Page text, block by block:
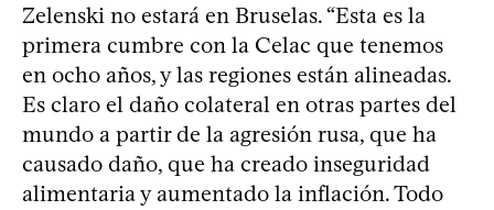
Zelenski no estará en Bruselas. “Esta es la
primera cumbre con la Celac que tenemos
en ocho años, y las regiones están alineadas.
Es claro el daño colateral en otras partes del
mundo a partir de la agresión rusa, que ha
causado daño, que ha creado inseguridad
alimentaria y aumentado la inflación. Todo